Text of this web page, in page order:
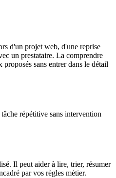
d'un projet web, d'une reprise
un prestataire. La comprendre
sans entrer dans le détail
répétitive sans intervention
Il peut aider à lire, trier, résumer
par vos règles métier.